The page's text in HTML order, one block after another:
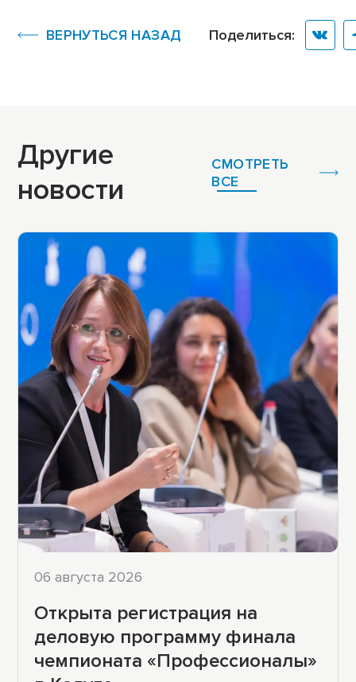
ВЕРНУТЬСЯ НАЗАД Поделиться:
Другие
новости
СМОТРЕТЬ
ВСЕ
06 августа 2026
Открыта регистрация на
деловую программу финала
чемпионата «Профессионалы»